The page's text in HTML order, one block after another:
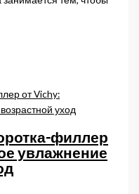
филлер
увлажнение